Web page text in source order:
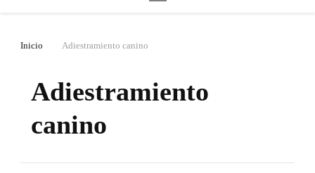
Inicio Adiestramiento canino
Adiestramiento
canino